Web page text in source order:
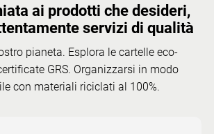
ai prodotti che desideri,
servizi di qualità
pianeta. Esplora le cartelle eco-
GRS. Organizzarsi in modo
con materiali riciclati al 100%.